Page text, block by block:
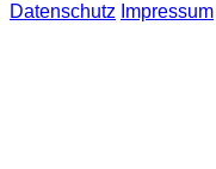
Datenschutz Impressum